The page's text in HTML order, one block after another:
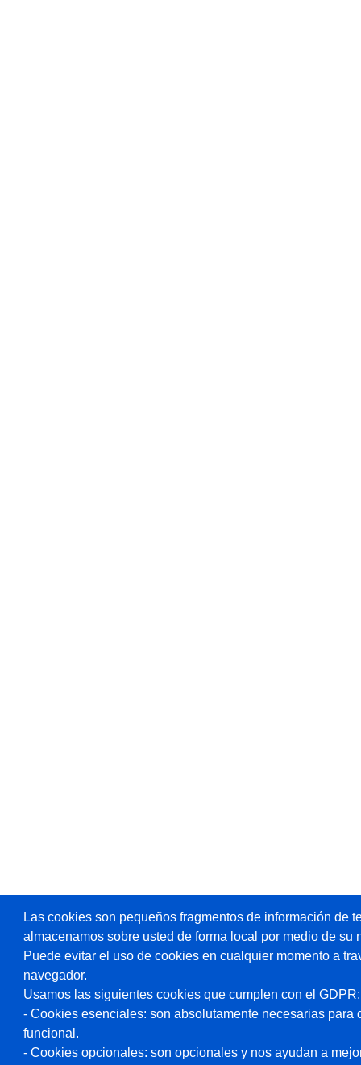
Las cookies son pequeños fragmentos de información de
almacenamos sobre usted de forma local por medio de su
Puede evitar el uso de cookies en cualquier momento a
navegador.
Usamos las siguientes cookies que cumplen con el GDPR:
- Cookies esenciales: son absolutamente necesarias para
funcional.
- Cookies opcionales: son opcionales y nos ayudan a